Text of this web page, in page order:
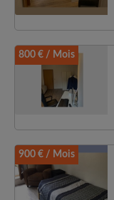
800 € / Mois
900 € / Mois